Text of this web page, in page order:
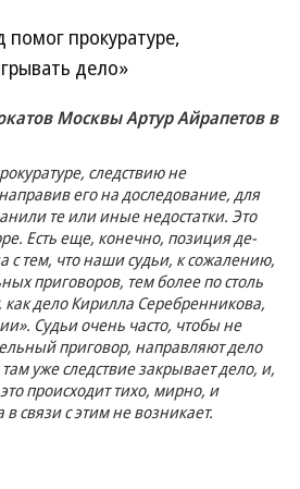
помог прокуратуре,
дело»
Москвы Артур Айрапетов в
следствию не
его на доследование, для
те или иные недостатки. Это
Есть еще, конечно, позиция де-
с тем, что наши судьи, к сожалению,
приговоров, тем более по столь
как дело Кирилла Серебренникова,
Судьи очень часто, чтобы не
приговор, направляют дело
уже следствие закрывает дело, и,
происходит тихо, мирно, и
связи с этим не возникает.